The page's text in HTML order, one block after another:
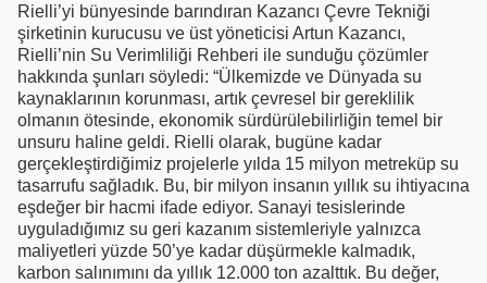
Rielli’yi bünyesinde barındıran Kazancı Çevre Tekniği
şirketinin kurucusu ve üst yöneticisi Artun Kazancı,
Rielli’nin Su Verimliliği Rehberi ile sunduğu çözümler
hakkında şunları söyledi: “Ülkemizde ve Dünyada su
kaynaklarının korunması, artık çevresel bir gereklilik
olmanın ötesinde, ekonomik sürdürülebilirliğin temel bir
unsuru haline geldi. Rielli olarak, bugüne kadar
gerçekleştirdiğimiz projelerle yılda 15 milyon metreküp su
tasarrufu sağladık. Bu, bir milyon insanın yıllık su ihtiyacına
eşdeğer bir hacmi ifade ediyor. Sanayi tesislerinde
uyguladığımız su geri kazanım sistemleriyle yalnızca
maliyetleri yüzde 50’ye kadar düşürmekle kalmadık,
karbon salınımını da yıllık 12.000 ton azalttık. Bu değer,